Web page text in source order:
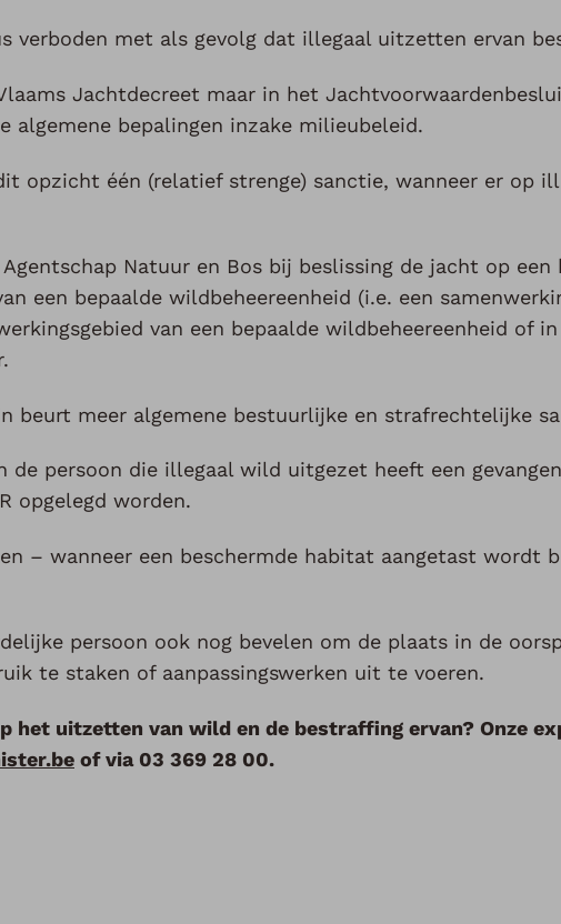
verboden met als gevolg dat illegaal uitzetten ervan
Jachtdecreet maar in het
algemene bepalingen inzake milieubeleid.
opzicht één (relatief strenge) sanctie, wanneer er op
Natuur en Bos bij beslissing de jacht op
een bepaalde wildbeheereenheid (i.e. een
van een bepaalde wildbeheereenheid of
beurt meer algemene bestuurlijke en strafrechtelijke
de persoon die illegaal wild uitgezet heeft een
opgelegd worden.
– wanneer een beschermde habitat aangetast wordt
persoon ook nog bevelen om de plaats in de
te staken of aanpassingswerken uit te voeren.
het uitzetten van wild en de bestraffing ervan? Onze
of via 03 369 28 00.